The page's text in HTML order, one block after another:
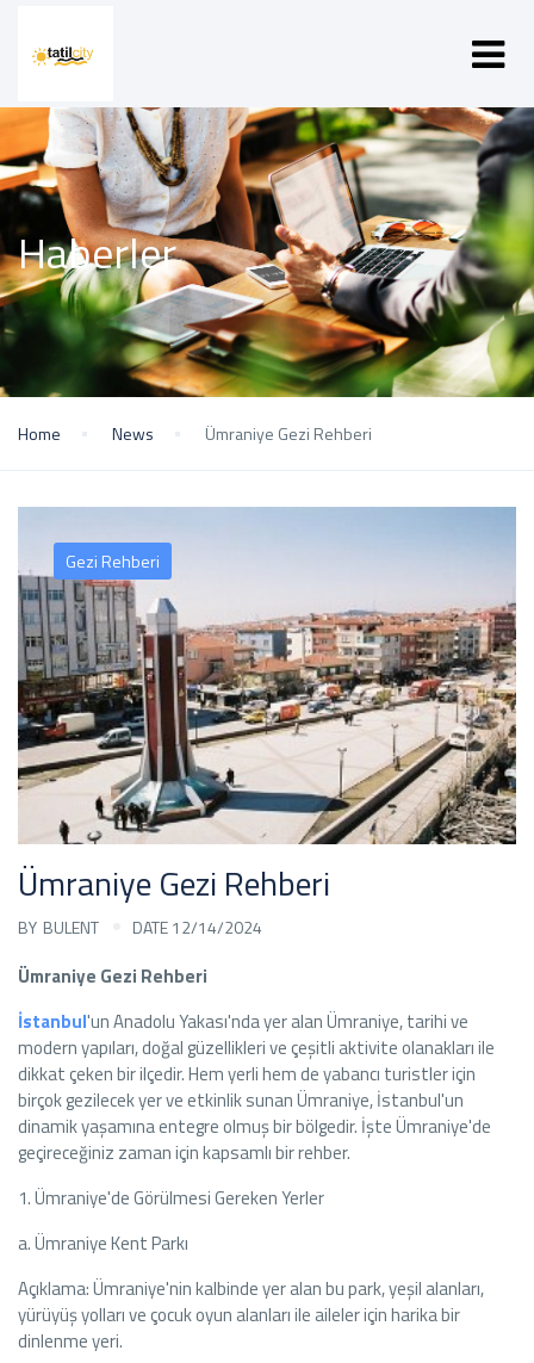
Haberler
Home News Ümraniye Gezi Rehberi
Gezi Rehberi
Ümraniye Gezi Rehberi
BY BULENT DATE 12/14/2024
Ümraniye Gezi Rehberi
İstanbul'un Anadolu Yakası'nda yer alan Ümraniye, tarihi ve
modern yapıları, doğal güzellikleri ve çeşitli aktivite olanakları ile
dikkat çeken bir ilçedir. Hem yerli hem de yabancı turistler için
birçok gezilecek yer ve etkinlik sunan Ümraniye, İstanbul'un
dinamik yaşamına entegre olmuş bir bölgedir. İşte Ümraniye'de
geçireceğiniz zaman için kapsamlı bir rehber.
1. Ümraniye'de Görülmesi Gereken Yerler
a. Ümraniye Kent Parkı
Açıklama: Ümraniye'nin kalbinde yer alan bu park, yeşil alanları,
yürüyüş yolları ve çocuk oyun alanları ile aileler için harika bir
dinlenme yeri.